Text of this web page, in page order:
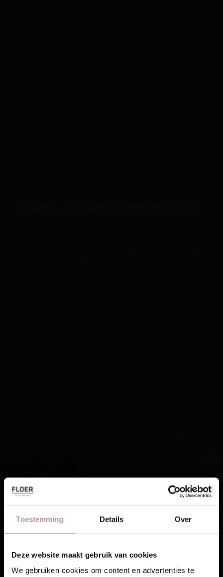
Toestemming Details Over
Deze website maakt gebruik van cookies
We gebruiken cookies om content en advertenties te
Laat je inspireren!